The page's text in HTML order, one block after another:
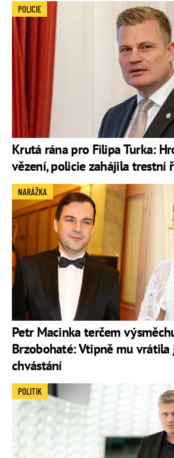
Krutá rána pro Filipa Turka:
vězení, policie zahájila trestní
POLICIE
Petr Macinka terčem
Brzobohaté: Vtipně mu
chvástání
NARÁŽKA
POLITIK